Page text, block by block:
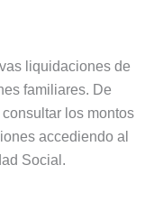
liquidaciones de
familiares. De
los montos
accediendo al
Social.